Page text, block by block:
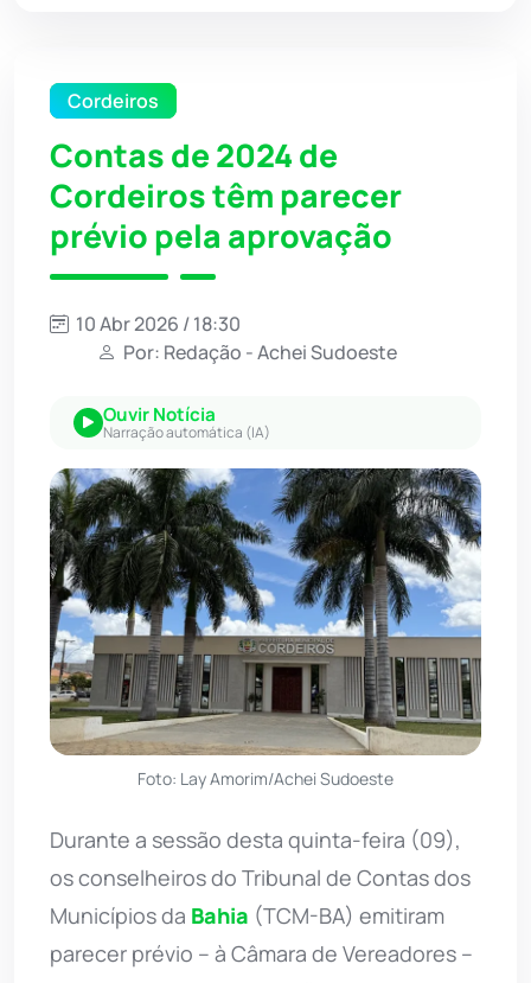
Cordeiros
Contas de 2024 de
Cordeiros têm parecer
prévio pela aprovação
10 Abr 2026 / 18:30
Por: Redação - Achei Sudoeste
Ouvir Notícia
Narração automática (IA)
Foto: Lay Amorim/Achei Sudoeste
Durante a sessão desta quinta-feira (09),
os conselheiros do Tribunal de Contas dos
Municípios da Bahia (TCM-BA) emitiram
parecer prévio – à Câmara de Vereadores –